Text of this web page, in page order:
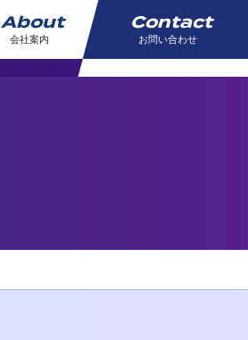
About
会社案内
Contact
お問い合わせ